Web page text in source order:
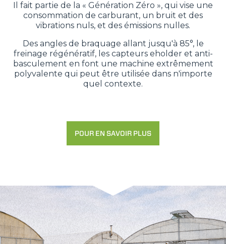
Il fait partie de la « Génération Zéro », qui vise une
consommation de carburant, un bruit et des
vibrations nuls, et des émissions nulles.
Des angles de braquage allant jusqu'à 85°, le
freinage régénératif, les capteurs eholder et anti-
basculement en font une machine extrêmement
polyvalente qui peut être utilisée dans n'importe
quel contexte.
POUR EN SAVOIR PLUS